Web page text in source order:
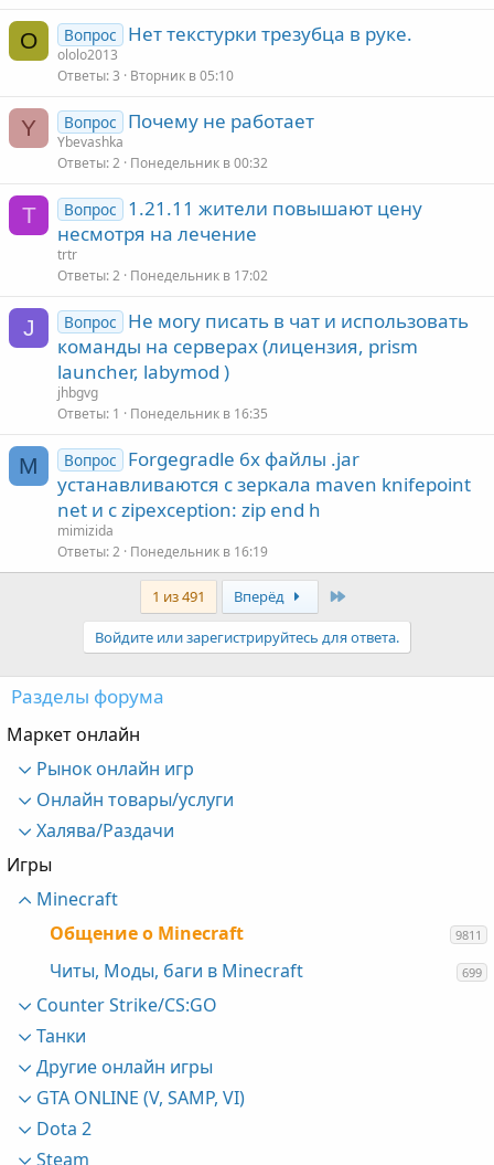
O Вопрос Нет текстурки трезубца в руке.
ololo2013
Ответы 3 Вторник в 05:10
Y Вопрос Почему не работает
Ybevashka
Ответы 2 Понедельник в 00:32
T Вопрос
1.21.11 жители повышают цену
несмотря на лечение
trtr
Ответы 2 Понедельник в 17:02
J Вопрос
Не могу писать в чат и использовать
команды на серверах (лицензия, prism
launcher, labymod )
jhbgvg
Ответы 1 Понедельник в 16:35
M Вопрос
Forgegradle 6x файлы .jar
устанавливаются с зеркала maven knifepoint
net и с zipexception: zip end h
mimizida
Ответы 2 Понедельник в 16:19
1 из 491 Вперёд
Войдите или зарегистрируйтесь для ответа.
Разделы форума
Маркет онлайн
Рынок онлайн игр
Онлайн товары/услуги
Халява/Раздачи
Игры
Minecraft
Общение о Minecraft
9811
Читы, Моды, баги в Minecraft 699
Counter Strike/CS:GO
Танки
Другие онлайн игры
GTA ONLINE (V, SAMP, VI)
Dota 2
Steam